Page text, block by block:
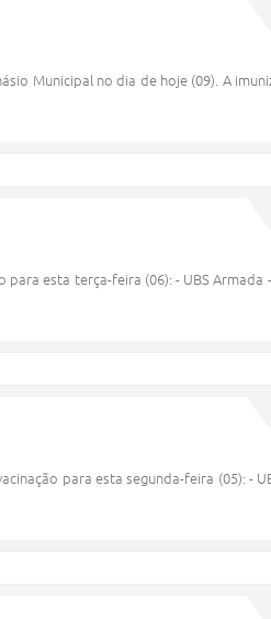
Municipal no dia de hoje (09). A
esta terça-feira (06): - UBS Armada -
para esta segunda-feira (05): -